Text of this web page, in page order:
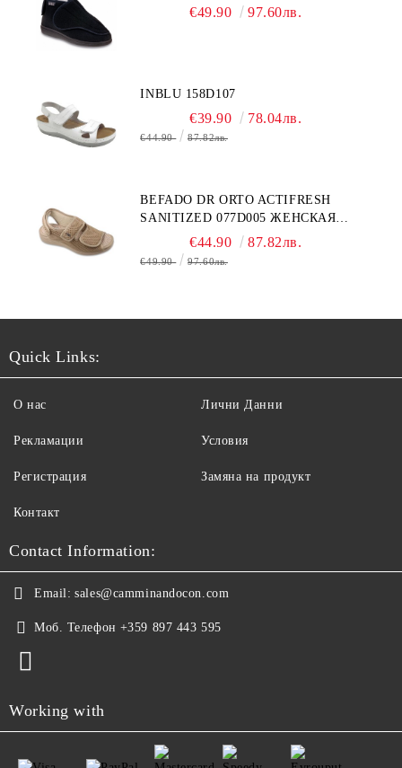
€49.90 97.60лв.
INBLU 158D107
€39.90 78.04лв.
€44.90 87.82лв.
BEFADO DR ORTO ACTIFRESH
SANITIZED 077D005 ЖЕНСКАЯ
€44.90 87.82лв.
€49.90 97.60лв.
Quick Links:
О нас
Рекламации
Регистрация
Контакт
Лични Данни
Условия
Замяна на продукт
Contact Information:
Email: sales@camminandocon.com
Моб. Телефон +359 897 443 595
Working with